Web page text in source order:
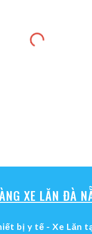
XE LĂN ĐÀ
bị y tế - Xe Lăn